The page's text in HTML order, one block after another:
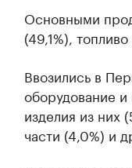
Основными
(49,1%),
Ввозились в
оборудование
изделия из них
части (4,0%) и